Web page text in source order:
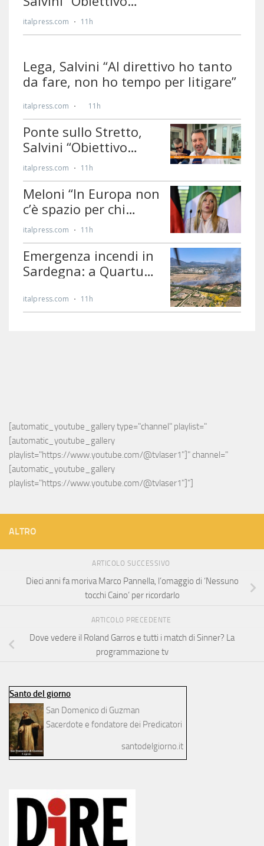
[automatic_youtube_gallery type="channel" playlist="
[automatic_youtube_gallery
playlist="https://www.youtube.com/@tvlaser1"]" channel="
[automatic_youtube_gallery
playlist="https://www.youtube.com/@tvlaser1"]"]
ALTRO
ARTICOLO SUCCESSIVO
Dieci anni fa moriva Marco Pannella, l’omaggio di ‘Nessuno
tocchi Caino’ per ricordarlo
ARTICOLO PRECEDENTE
Dove vedere il Roland Garros e tutti i match di Sinner? La
programmazione tv
Santo del giorno
San Domenico di Guzman
Sacerdote e fondatore dei Predicatori
santodelgiorno.it